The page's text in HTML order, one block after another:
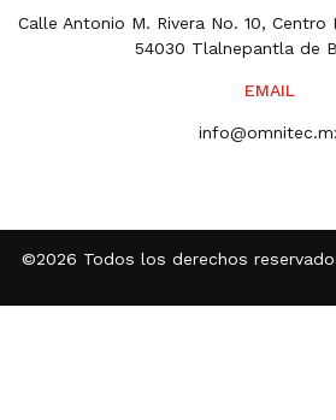
Calle Antonio M. Rivera No. 10,
54030 Tlalnepantla de
EMAIL
©2026 Todos los derechos